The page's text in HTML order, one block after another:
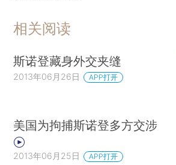
相关阅读
斯诺登藏身外交夹缝
2013年06月26日 APP打开
美国为拘捕斯诺登多方交涉
2013年06月25日 APP打开